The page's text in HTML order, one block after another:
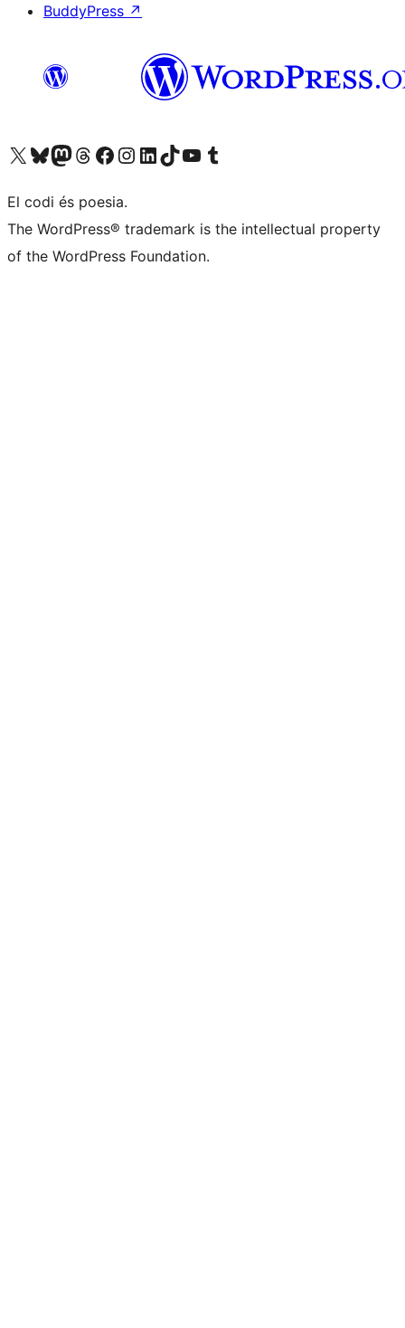
BuddyPress ↗
Visiteu el nostre compte X (abans Twitter)
Visiteu el nostre compte de Bluesky
Visiteu el nostre compte al Mastodon
Visiteu el nostre compte de Threads
Visiteu la nostra pàgina al Facebook
Visiteu el nostre compte d'Instagram
Visiteu el nostre compte de LinkedIn
Visiteu el nostre compte de TikTok
Visiteu el nostre canal al YouTube
Visiteu el nostre compte de Tumblr
El codi és poesia.
The WordPress® trademark is the intellectual property
of the WordPress Foundation.